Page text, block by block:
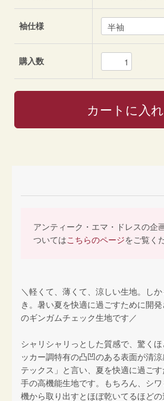
袖仕様
購入数
アンティーク・エマ・ドレスの企
ついてはこちらのページをご覧く
＼軽くて、薄くて、涼しい生地。し
き。暑い夏を快適に過ごすために開
のギンガムチェック生地です／
シャリシャリっとした質感で、驚く
ッカー調特有の凸凹のある表面が清
テックス」と言い、夏を快適に過ご
手の高機能生地です。もちろん、シ
機から取り出すとほぼ乾いてるほど